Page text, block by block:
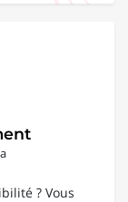
? Vous